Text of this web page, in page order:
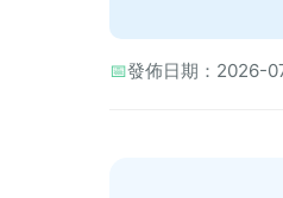
📅發佈日期：2026-